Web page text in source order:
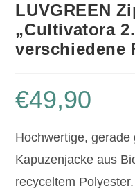
LUVGREEN
„Cultivatora
verschiedene
€49,90
Hochwertige,
Kapuzenjacke aus
recyceltem